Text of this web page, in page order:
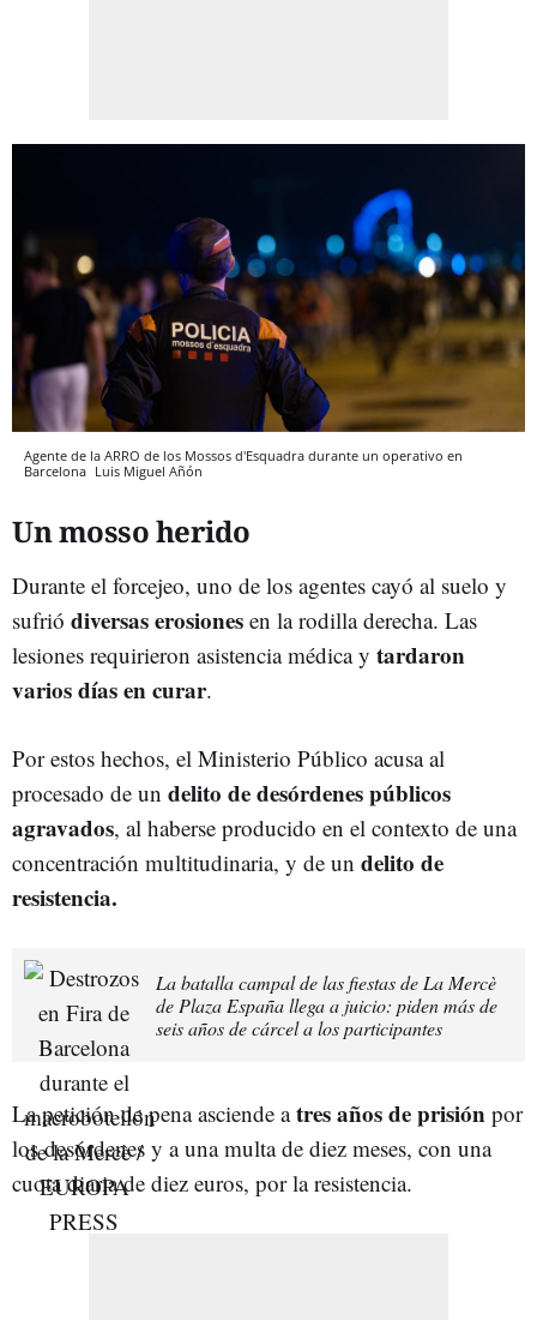
Agente de la ARRO de los Mossos d'Esquadra durante un operativo en
Barcelona Luis Miguel Añón
Un mosso herido
Durante el forcejeo, uno de los agentes cayó al suelo y
sufrió diversas erosiones en la rodilla derecha. Las
lesiones requirieron asistencia médica y tardaron
varios días en curar.
Por estos hechos, el Ministerio Público acusa al
procesado de un delito de desórdenes públicos
agravados, al haberse producido en el contexto de una
concentración multitudinaria, y de un delito de
resistencia.
La batalla campal de las fiestas de La Mercè
de Plaza España llega a juicio: piden más de
seis años de cárcel a los participantes
La petición de pena asciende atres años de prisión por
los desórdenes y a una multa de diez meses, con una
cuota diaria de diez euros, por la resistencia.